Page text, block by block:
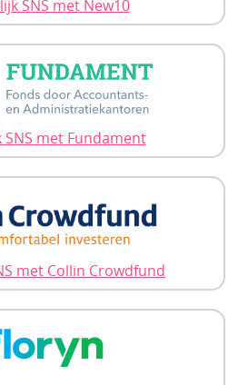
SNS met New10
SNS met Fundament
met Collin Crowdfund